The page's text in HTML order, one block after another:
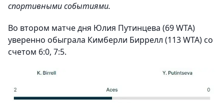
спортивными событиями.
Во втором матче дня Юлия Путинцева (69 WTA)
уверенно обыграла Кимберли Биррелл (113 WTA) со
счетом 6:0, 7:5.